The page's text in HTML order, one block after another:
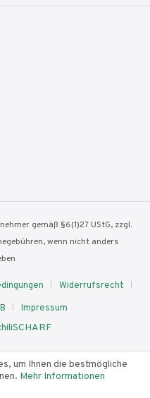
gemäß §6(1)27 UStG, zzgl.
wenn nicht anders
Widerrufsrecht
Impressum
um Ihnen die bestmögliche
Mehr Informationen